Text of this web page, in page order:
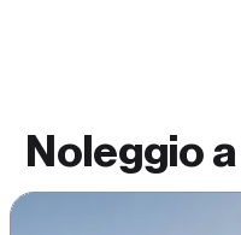
Noleggio a